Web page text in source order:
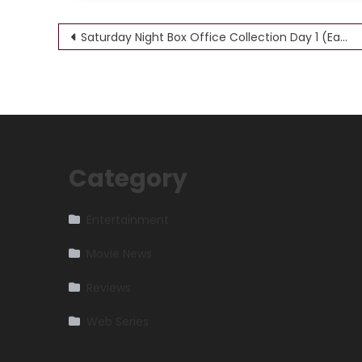
Post
Saturday Night Box Office Collection Day 1 (Early Trends)
Category